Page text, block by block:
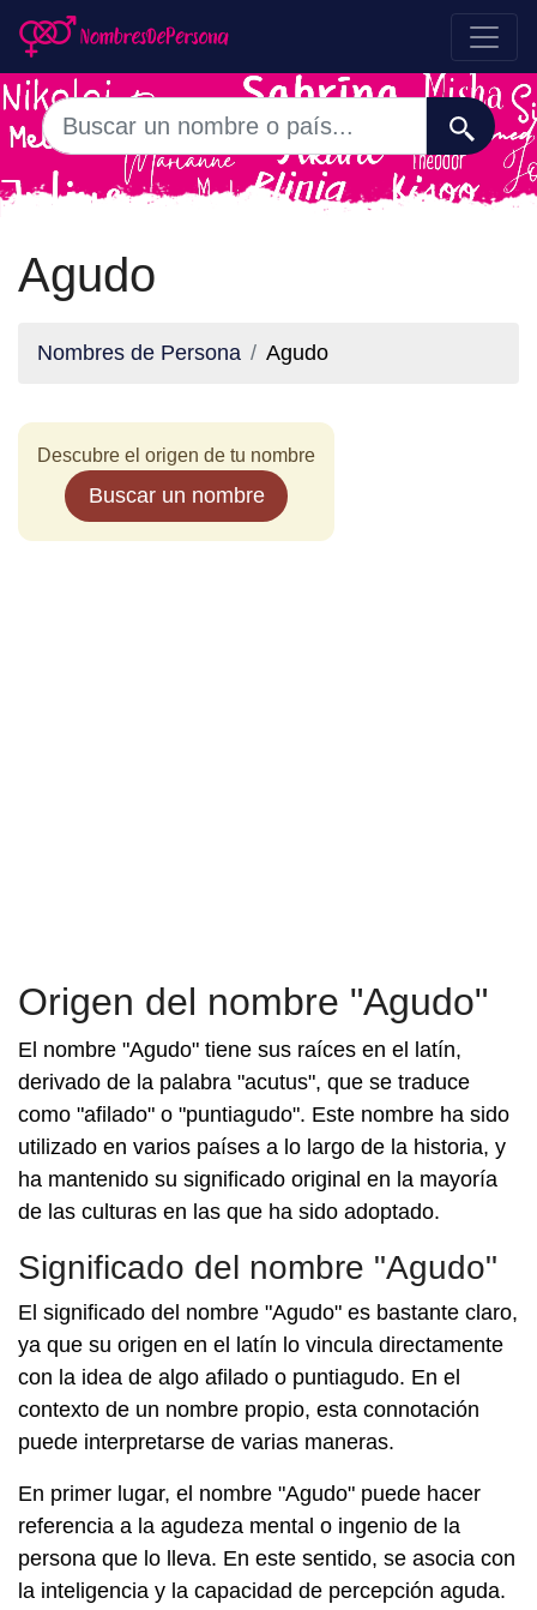
Agudo
Nombres de Persona Agudo
Descubre el origen de tu nombre
Buscar un nombre
Origen del nombre "Agudo"
El nombre "Agudo" tiene sus raíces en el latín,
derivado de la palabra "acutus", que se traduce
como "afilado" o "puntiagudo". Este nombre ha sido
utilizado en varios países a lo largo de la historia, y
ha mantenido su significado original en la mayoría
de las culturas en las que ha sido adoptado.
Significado del nombre "Agudo"
El significado del nombre "Agudo" es bastante claro,
ya que su origen en el latín lo vincula directamente
con la idea de algo afilado o puntiagudo. En el
contexto de un nombre propio, esta connotación
puede interpretarse de varias maneras.
En primer lugar, el nombre "Agudo" puede hacer
referencia a la agudeza mental o ingenio de la
persona que lo lleva. En este sentido, se asocia con
la inteligencia y la capacidad de percepción aguda.